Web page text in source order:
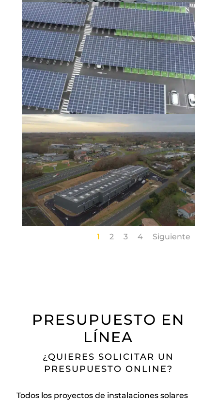
1 2 3 4 Siguiente
PRESUPUESTO EN
LÍNEA
¿QUIERES SOLICITAR UN
PRESUPUESTO ONLINE?
Todos los proyectos de instalaciones solares